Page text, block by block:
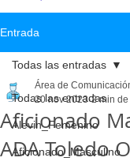
Entrada
Todas las entradas
Alevin_Femenino
Aficionado_Masculino
Todas las entradas
Aficionado
ADA Toledo
Área de
20 nov 2023 2 min